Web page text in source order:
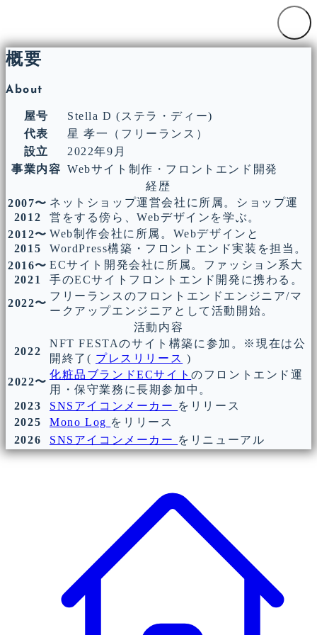
概要
About
屋号
Stella D (ステラ・ディー)
代表
星 孝一（フリーランス）
設立
2022年9月
事業内容 Webサイト制作・フロントエンド開発
経歴
2007〜
2012
ネットショップ運営会社に所属。ショップ運
営をする傍ら、Webデザインを学ぶ。
2012〜
2015
Web制作会社に所属。Webデザインと
WordPress構築・フロントエンド実装を担当。
2016〜
2021
ECサイト開発会社に所属。ファッション系大
手のECサイトフロントエンド開発に携わる。
2022〜
フリーランスのフロントエンドエンジニア/マ
ークアップエンジニアとして活動開始。
活動内容
2022
NFT FESTAのサイト構築に参加。※現在は公
開終了( プレスリリース )
2022〜
化粧品ブランドECサイトのフロントエンド運
用・保守業務に長期参加中。
2023
SNSアイコンメーカー をリリース
2025
Mono Log をリリース
2026
SNSアイコンメーカー をリニューアル